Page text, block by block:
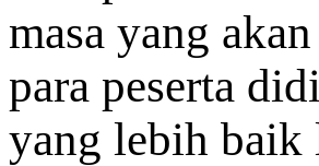
masa yang
para peserta
yang lebih baik